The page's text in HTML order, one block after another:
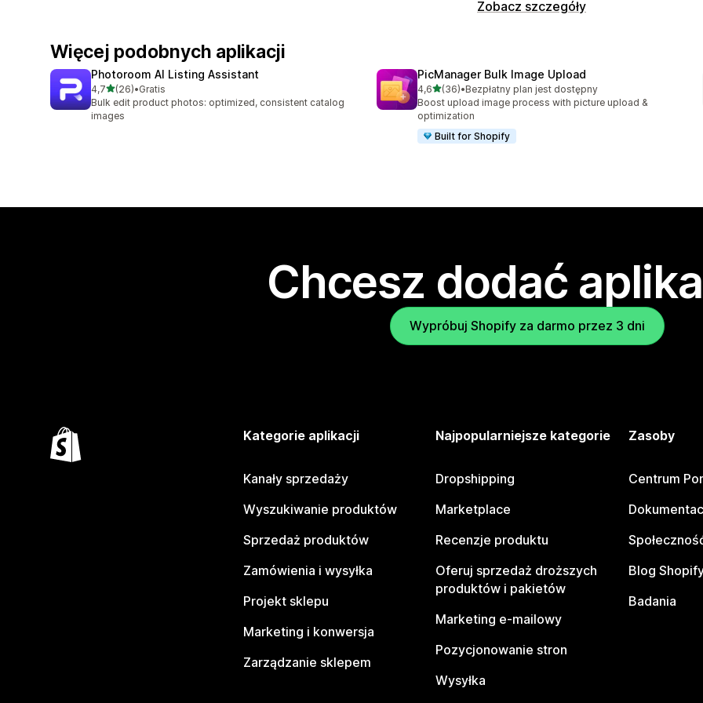
Zobacz szczegóły
Więcej podobnych aplikacji
Photoroom AI Listing Assistant
4,7na 5 gwiazdek
(26)
Łączna liczba recenzji: 26
•Gratis
Bulk edit product photos: optimized, consistent catalog
images
PicManager Bulk Image Upload
4,6na 5 gwiazdek
(36)
Łączna liczba recenzji: 36
•Bezpłatny plan jest dostępny
Boost upload image process with picture upload &
optimization
Built for Shopify
Chcesz dodać
Wypróbuj Shopify za darmo przez 3 dni
Kategorie aplikacji
Kanały sprzedaży
Wyszukiwanie produktów
Sprzedaż produktów
Zamówienia i wysyłka
Projekt sklepu
Marketing i konwersja
Zarządzanie sklepem
Najpopularniejsze kategorie
Dropshipping
Marketplace
Recenzje produktu
Oferuj sprzedaż droższych
produktów i pakietów
Marketing e-mailowy
Pozycjonowanie stron
Wysyłka
Zasoby
Centrum
Blog
Badania